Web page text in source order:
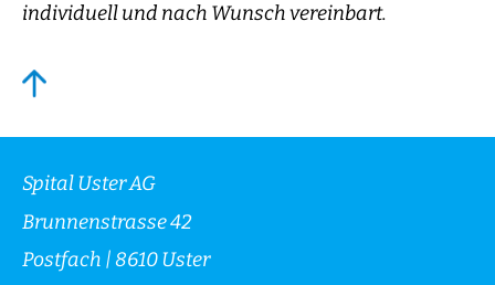
individuell und nach Wunsch vereinbart.
Spital Uster AG
Brunnenstrasse 42
Postfach | 8610 Uster